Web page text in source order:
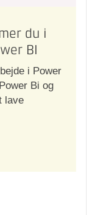
du i
BI
i Power
Bi og
lave